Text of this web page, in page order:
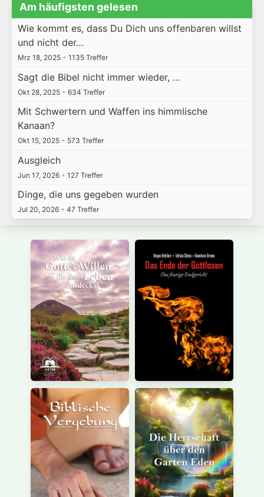
Am häufigsten gelesen
Wie kommt es, dass Du Dich uns offenbaren willst
und nicht der…
Mrz 18, 2025 • 1135 Treffer
Sagt die Bibel nicht immer wieder, ...
Okt 28, 2025 • 634 Treffer
Mit Schwertern und Waffen ins himmlische
Kanaan?
Okt 15, 2025 • 573 Treffer
Ausgleich
Jun 17, 2026 • 127 Treffer
Dinge, die uns gegeben wurden
Jul 20, 2026 • 47 Treffer